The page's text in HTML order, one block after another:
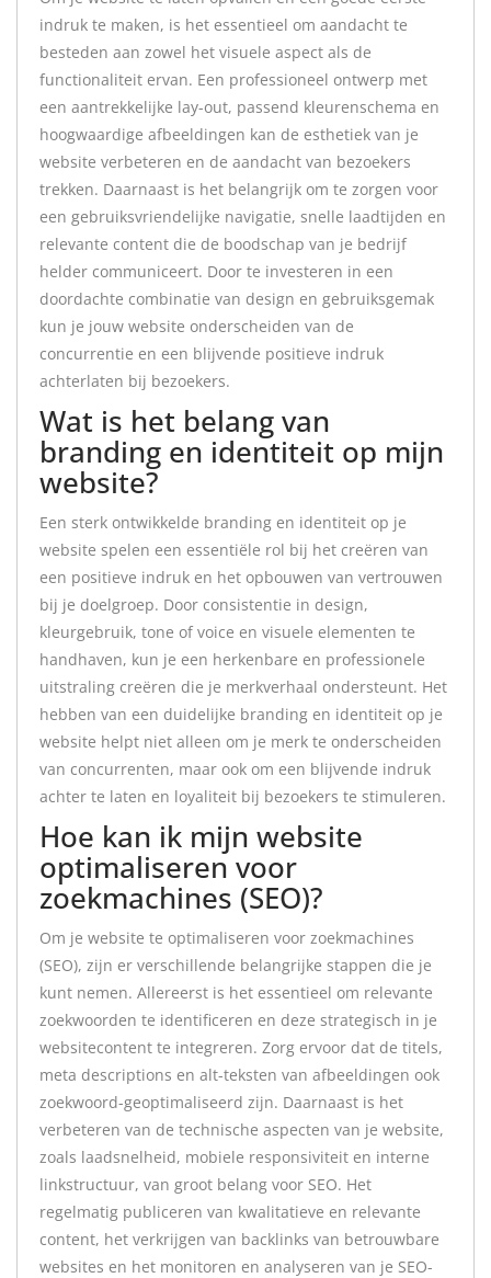
indruk te maken, is het essentieel om aandacht te
besteden aan zowel het visuele aspect als de
functionaliteit ervan. Een professioneel ontwerp met
een aantrekkelijke lay-out, passend kleurenschema en
hoogwaardige afbeeldingen kan de esthetiek van je
website verbeteren en de aandacht van bezoekers
trekken. Daarnaast is het belangrijk om te zorgen voor
een gebruiksvriendelijke navigatie, snelle laadtijden en
relevante content die de boodschap van je bedrijf
helder communiceert. Door te investeren in een
doordachte combinatie van design en gebruiksgemak
kun je jouw website onderscheiden van de
concurrentie en een blijvende positieve indruk
achterlaten bij bezoekers.
Wat is het belang van
branding en identiteit op mijn
website?
Een sterk ontwikkelde branding en identiteit op je
website spelen een essentiële rol bij het creëren van
een positieve indruk en het opbouwen van vertrouwen
bij je doelgroep. Door consistentie in design,
kleurgebruik, tone of voice en visuele elementen te
handhaven, kun je een herkenbare en professionele
uitstraling creëren die je merkverhaal ondersteunt. Het
hebben van een duidelijke branding en identiteit op je
website helpt niet alleen om je merk te onderscheiden
van concurrenten, maar ook om een blijvende indruk
achter te laten en loyaliteit bij bezoekers te stimuleren.
Hoe kan ik mijn website
optimaliseren voor
zoekmachines (SEO)?
Om je website te optimaliseren voor zoekmachines
(SEO), zijn er verschillende belangrijke stappen die je
kunt nemen. Allereerst is het essentieel om relevante
zoekwoorden te identificeren en deze strategisch in je
websitecontent te integreren. Zorg ervoor dat de titels,
meta descriptions en alt-teksten van afbeeldingen ook
zoekwoord-geoptimaliseerd zijn. Daarnaast is het
verbeteren van de technische aspecten van je website,
zoals laadsnelheid, mobiele responsiviteit en interne
linkstructuur, van groot belang voor SEO. Het
regelmatig publiceren van kwalitatieve en relevante
content, het verkrijgen van backlinks van betrouwbare
websites en het monitoren en analyseren van je SEO-